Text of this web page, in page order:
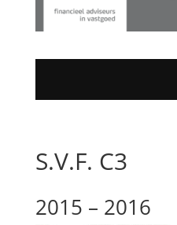
S.V.F. C3
2015 – 2016